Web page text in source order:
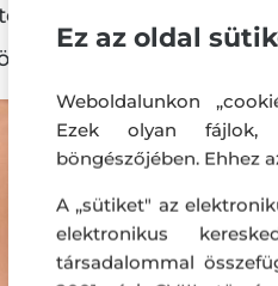
akarták a
és a szempillát, és a
Ez az oldal
Weboldalunkon
Ezek olyan fájlok,
böngészőjében. Ehhez
A „sütiket" az
elektronikus
társadalommal